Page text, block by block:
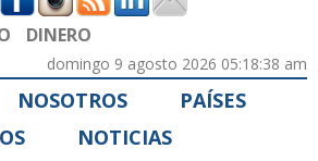
DINERO
domingo 9 agosto 2026 05:18:38 am
NOSOTROS
PAÍSES
NOTICIAS